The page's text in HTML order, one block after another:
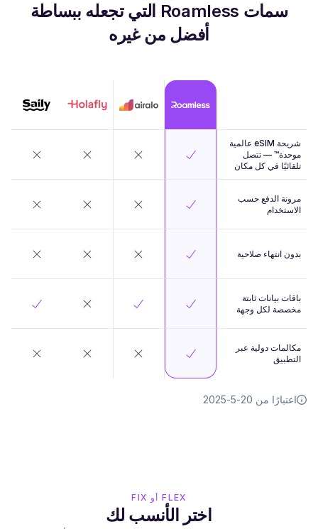
سمات Roamless التي تجعله ببساطة
أفضل من غيره
شريحة eSIM عالمية
موحدة™ — تتصل
تلقائيًا في كل مكان
مرونة الدفع حسب
الاستخدام
بدون انتهاء صلاحية
باقات بيانات ثابتة
مخصصة لكل وجهة
مكالمات دولية عبر
التطبيق
اعتبارًا من 20-5-2025
FLEX أو FIX
اختر الأنسب لك